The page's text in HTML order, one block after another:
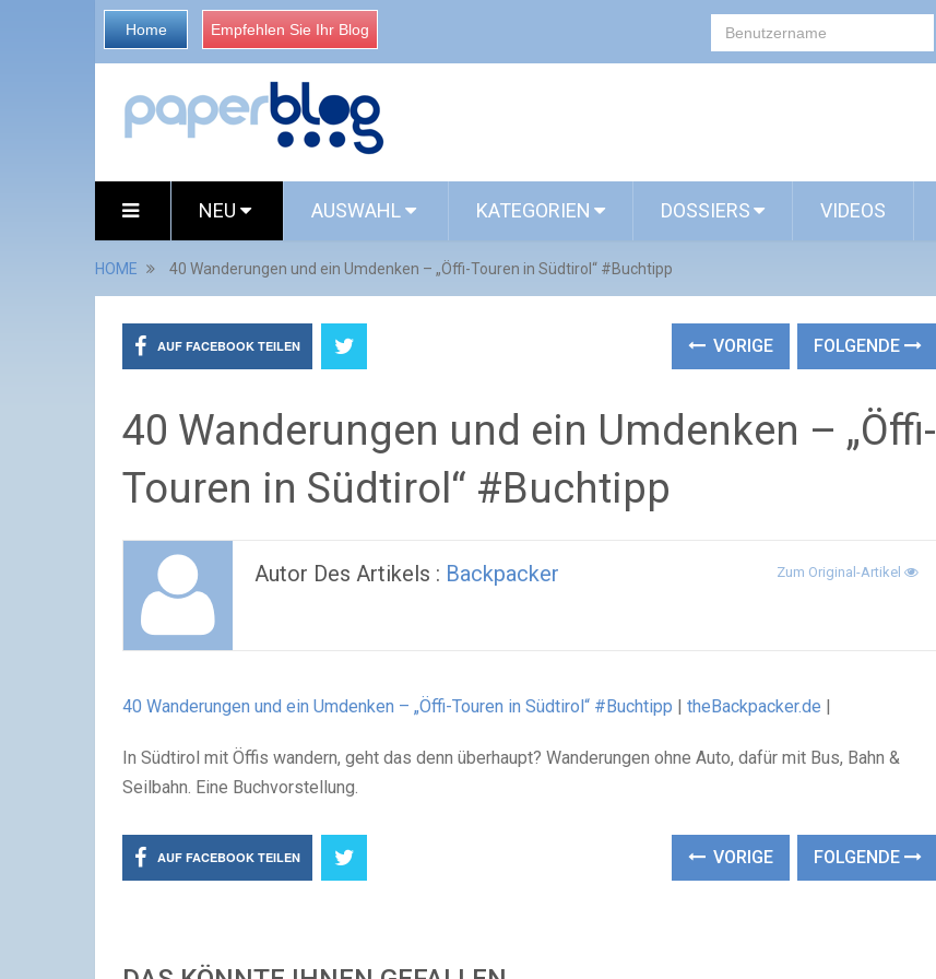
Home Empfehlen Sie Ihr Blog
NEU AUSWAHL KATEGORIEN DOSSIERS VIDEOS
HOME 40 Wanderungen und ein Umdenken – „Öffi-Touren in Südtirol“ #Buchtipp
AUF FACEBOOK TEILEN VORIGE FOLGENDE
40 Wanderungen und ein Umdenken – „Öffi-
Touren in Südtirol“ #Buchtipp
Autor Des Artikels : Backpacker Zum Original-Artikel
40 Wanderungen und ein Umdenken – „Öffi-Touren in Südtirol“ #Buchtipp | theBackpacker.de |
In Südtirol mit Öffis wandern, geht das denn überhaupt? Wanderungen ohne Auto, dafür mit Bus, Bahn &
Seilbahn. Eine Buchvorstellung.
AUF FACEBOOK TEILEN VORIGE FOLGENDE